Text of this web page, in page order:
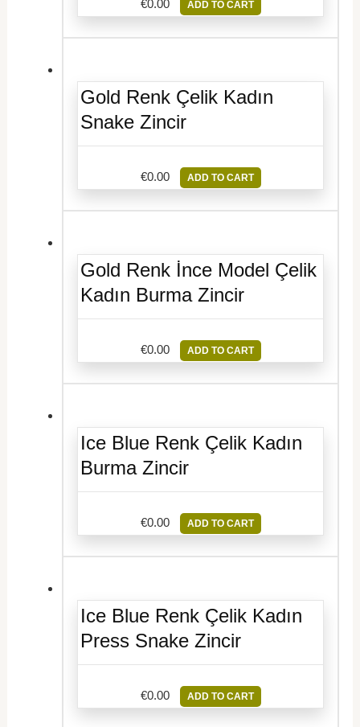
€0.00 ADD TO CART
Gold Renk Çelik Kadın
Snake Zincir
€0.00 ADD TO CART
Gold Renk İnce Model Çelik
Kadın Burma Zincir
€0.00 ADD TO CART
Ice Blue Renk Çelik Kadın
Burma Zincir
€0.00 ADD TO CART
Ice Blue Renk Çelik Kadın
Press Snake Zincir
€0.00 ADD TO CART